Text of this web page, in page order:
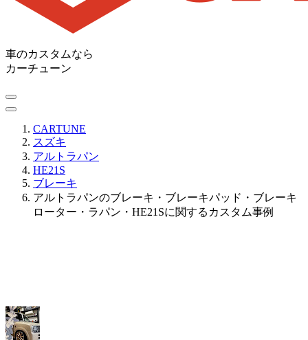
車のカスタムなら
カーチューン
CARTUNE
スズキ
アルトラパン
HE21S
ブレーキ
アルトラパンのブレーキ・ブレーキパッド・ブレーキ
ローター・ラパン・HE21Sに関するカスタム事例